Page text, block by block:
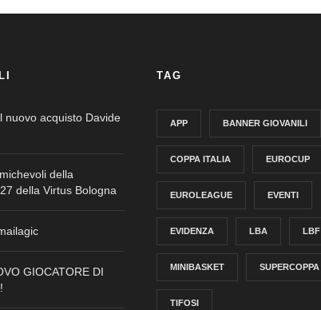
nuovo acquisto Davide
della
della Virtus Bologna
GIOCATORE DI
TAG
APP BANNER GIOVANILI
COPPA ITALIA EUROCUP
EUROLEAGUE EVENTI
EVIDENZA LBA LBF
MINIBASKET SUPERCOPPA
TIFOSI